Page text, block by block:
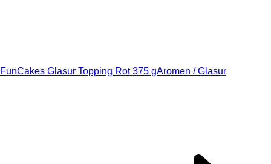
FunCakes Glasur Topping Rot 375 gAromen / Glasur